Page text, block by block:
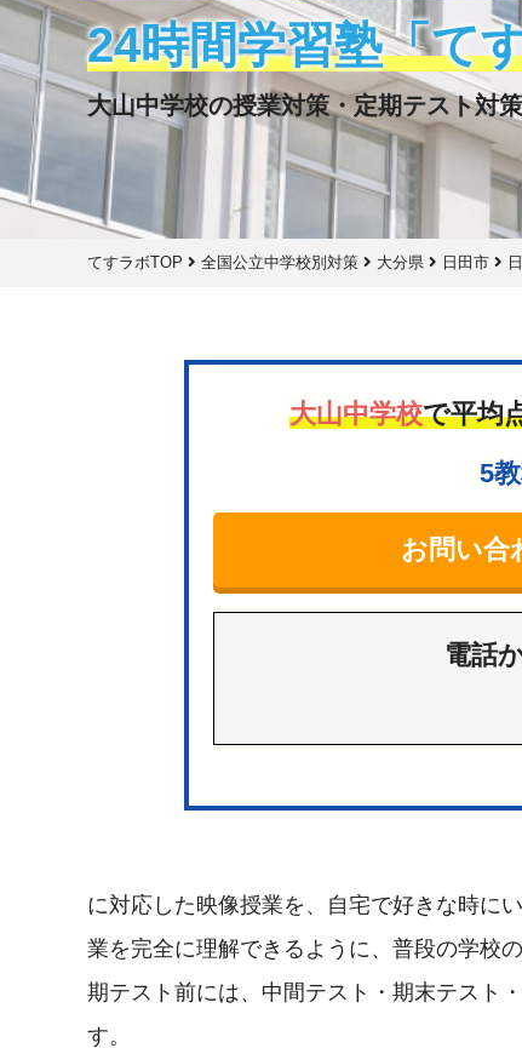
24時間学習塾「て
大山中学校の授業対策・定期テスト対
てすラボTOP 全国公立中学校別対策 大分県 日田市
大山中学校で平均
5
お問い合
電話
に対応した映像授業を、自宅で好きな時に
業を完全に理解できるように、普段の学校
期テスト前には、中間テスト・期末テスト
す。